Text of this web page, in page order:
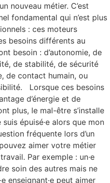
nouveau métier. C’est
fondamental qui n’est plus
: ces moteurs
besoins différents au
besoin : d’autonomie, de
de stabilité, de sécurité
de contact humain, ou
Lorsque ces besoins
d’énergie et de
plus, le mal-être s’installe
épuisé·e alors que mon
fréquente lors d’un
aimer votre métier
Par exemple : un·e
soin des autres mais ne
enseignant·e peut aimer